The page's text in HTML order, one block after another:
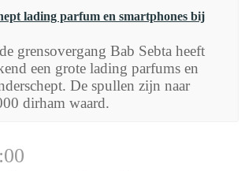
lading parfum en smartphones bij
grensovergang Bab Sebta heeft
een grote lading parfums en
De spullen zijn naar
dirham waard.